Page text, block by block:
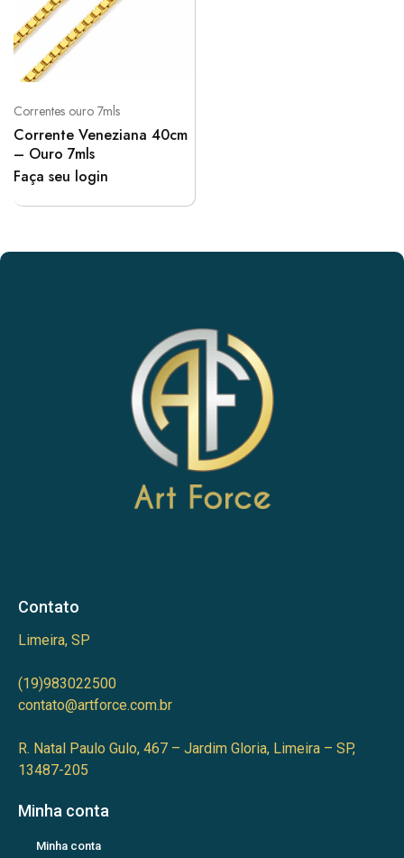
Correntes ouro 7mls
Corrente Veneziana 40cm
– Ouro 7mls
Faça seu login
Contato
Limeira, SP
(19)983022500
contato@artforce.com.br
R. Natal Paulo Gulo, 467 – Jardim Gloria, Limeira – SP,
13487-205
Minha conta
Minha conta